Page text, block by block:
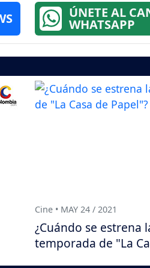
ÚNETE AL
WHATSAPP
Cine • MAY 24 / 2021
¿Cuándo se estrena
temporada de "La